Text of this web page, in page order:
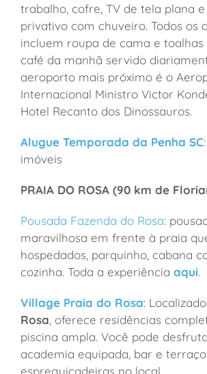
trabalho, cofre, TV de tela plana
privativo com chuveiro. Todos os
incluem roupa de cama e
café da manhã servido
aeroporto mais próximo é o
Internacional Ministro Victor
Hotel Recanto dos Dinossauros.
Alugue Temporada da Penha SC
imóveis
PRAIA DO ROSA (90 km de
Pousada Fazenda do Rosa:
maravilhosa em frente à praia
hospedados, parquinho, cabana
cozinha. Toda a experiência aqui.
Village Praia do Rosa:
Rosa , oferece residências
piscina ampla. Você pode
academia equipada, bar e
espreguiçadeiras no local.